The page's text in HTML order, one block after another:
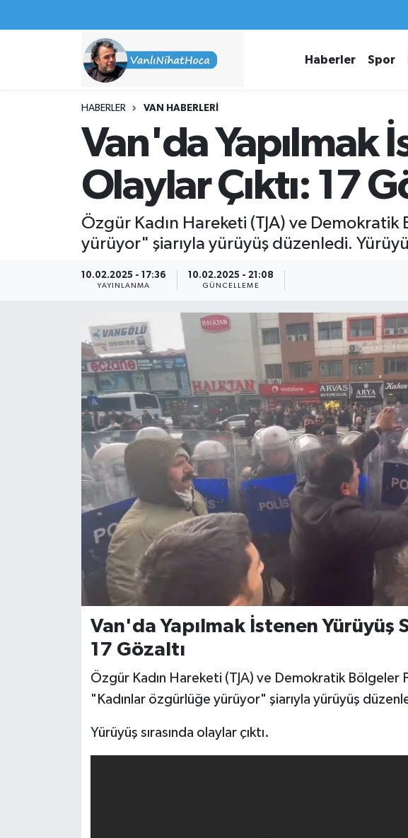
Haberler Spor
HABERLER VAN HABERLERI
Van'da Yapılmak
Olaylar Çıktı: 17
Özgür Kadın Hareketi (TJA) ve
yürüyor" şiarıyla yürüyüş düzenledi.
10.02.2025 - 17:36
YAYINLANMA
10.02.2025 - 21:08
GÜNCELLEME
Van'da Yapılmak İstenen Yürüyüş
17 Gözaltı
Özgür Kadın Hareketi (TJA) ve Demokratik Bölgeler
"Kadınlar özgürlüğe yürüyor" şiarıyla yürüyüş
Yürüyüş sırasında olaylar çıktı.
Haberler
İş İlanları
Etkinlikler
Köşe Yazıları
Hakkımda
İpekyolu Nöbetçi Eczaneler
İpekyolu Trafik Yoğunluk Haritası
Tüm Manşetler
Son Dakika Haberleri
Haber Arşivi